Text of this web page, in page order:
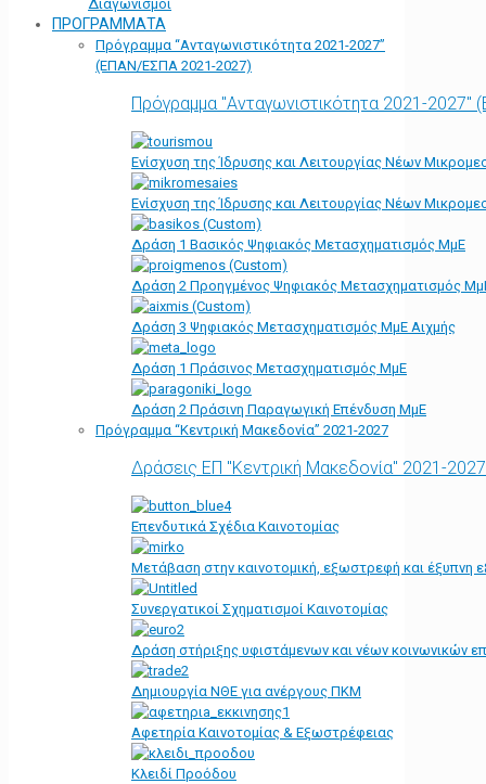
Διαγωνισμοί
ΠΡΟΓΡΑΜΜΑΤΑ
Πρόγραμμα “Ανταγωνιστικότητα 2021-2027”
(ΕΠΑΝ/ΕΣΠΑ 2021-2027)
Πρόγραμμα "Ανταγωνιστικότητα 2021-
Ενίσχυση της Ίδρυσης και Λειτουργίας Νέων
Ενίσχυση της Ίδρυσης και Λειτουργίας Νέων
Δράση 1 Βασικός Ψηφιακός Μετασχηματισμός ΜμΕ
Δράση 2 Προηγμένος Ψηφιακός Μετασχηματισμός
Δράση 3 Ψηφιακός Μετασχηματισμός ΜμΕ Αιχμής
Δράση 1 Πράσινος Μετασχηματισμός ΜμΕ
Δράση 2 Πράσινη Παραγωγική Επένδυση ΜμΕ
Πρόγραμμα “Κεντρική Μακεδονία” 2021-2027
Δράσεις ΕΠ "Κεντρική Μακεδονία" 2021-2027
Επενδυτικά Σχέδια Καινοτομίας
Μετάβαση στην καινοτομική, εξωστρεφή και έξυπνη
Συνεργατικοί Σχηματισμοί Καινοτομίας
Δράση στήριξης υφιστάμενων και νέων κοινωνικών
Δημιουργία ΝΘΕ για ανέργους ΠΚΜ
Αφετηρία Kαινοτομίας & Εξωστρέφειας
Κλειδί Προόδου